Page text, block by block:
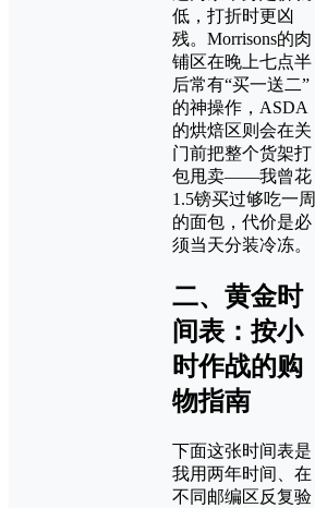
低，打折时更凶
残。Morrisons的肉
铺区在晚上七点半
后常有“买一送二”
的神操作，ASDA
的烘焙区则会在关
门前把整个货架打
包甩卖——我曾花
1.5镑买过够吃一周
的面包，代价是必
须当天分装冷冻。
二、黄金时
间表：按小
时作战的购
物指南
下面这张时间表是
我用两年时间、在
不同邮编区反复验